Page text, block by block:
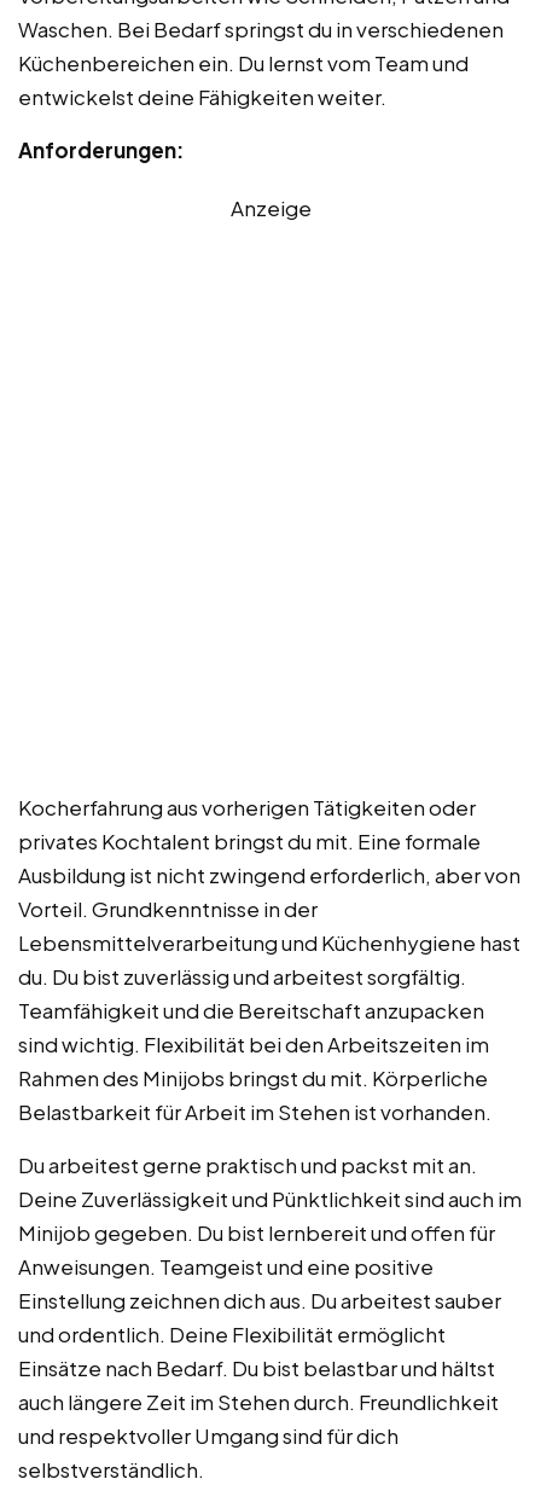
Waschen. Bei Bedarf springst du in verschiedenen
Küchenbereichen ein. Du lernst vom Team und
entwickelst deine Fähigkeiten weiter.
Anforderungen:
Anzeige
Kocherfahrung aus vorherigen Tätigkeiten oder
privates Kochtalent bringst du mit. Eine formale
Ausbildung ist nicht zwingend erforderlich, aber von
Vorteil. Grundkenntnisse in der
Lebensmittelverarbeitung und Küchenhygiene hast
du. Du bist zuverlässig und arbeitest sorgfältig.
Teamfähigkeit und die Bereitschaft anzupacken
sind wichtig. Flexibilität bei den Arbeitszeiten im
Rahmen des Minijobs bringst du mit. Körperliche
Belastbarkeit für Arbeit im Stehen ist vorhanden.
Du arbeitest gerne praktisch und packst mit an.
Deine Zuverlässigkeit und Pünktlichkeit sind auch im
Minijob gegeben. Du bist lernbereit und offen für
Anweisungen. Teamgeist und eine positive
Einstellung zeichnen dich aus. Du arbeitest sauber
und ordentlich. Deine Flexibilität ermöglicht
Einsätze nach Bedarf. Du bist belastbar und hältst
auch längere Zeit im Stehen durch. Freundlichkeit
und respektvoller Umgang sind für dich
selbstverständlich.